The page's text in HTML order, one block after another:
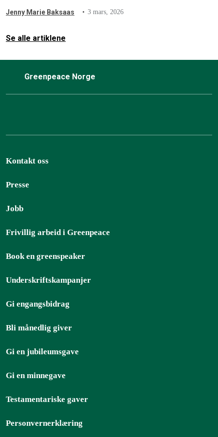
Jenny Marie Baksaas 3 mars, 2026
Se alle artiklene
Greenpeace Norge
Kontakt oss
Presse
Jobb
Frivillig arbeid i Greenpeace
Book en greenspeaker
Underskriftskampanjer
Gi engangsbidrag
Bli månedlig giver
Gi en jubileumsgave
Gi en minnegave
Testamentariske gaver
Personvernerklæring